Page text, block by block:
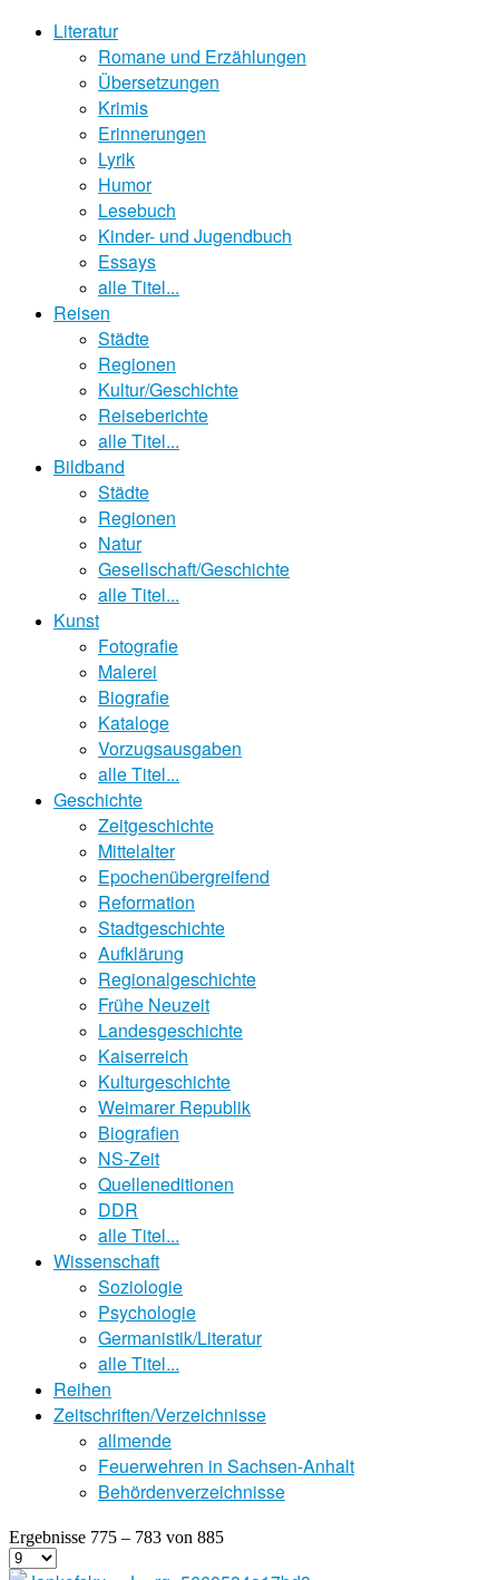
Literatur
Romane und Erzählungen
Übersetzungen
Krimis
Erinnerungen
Lyrik
Humor
Lesebuch
Kinder- und Jugendbuch
Essays
alle Titel...
Reisen
Städte
Regionen
Kultur/Geschichte
Reiseberichte
alle Titel...
Bildband
Städte
Regionen
Natur
Gesellschaft/Geschichte
alle Titel...
Kunst
Fotografie
Malerei
Biografie
Kataloge
Vorzugsausgaben
alle Titel...
Geschichte
Zeitgeschichte
Mittelalter
Epochenübergreifend
Reformation
Stadtgeschichte
Aufklärung
Regionalgeschichte
Frühe Neuzeit
Landesgeschichte
Kaiserreich
Kulturgeschichte
Weimarer Republik
Biografien
NS-Zeit
Quelleneditionen
DDR
alle Titel...
Wissenschaft
Soziologie
Psychologie
Germanistik/Literatur
alle Titel...
Reihen
Zeitschriften/Verzeichnisse
allmende
Feuerwehren in Sachsen-Anhalt
Behördenverzeichnisse
Ergebnisse 775 – 783 von 885